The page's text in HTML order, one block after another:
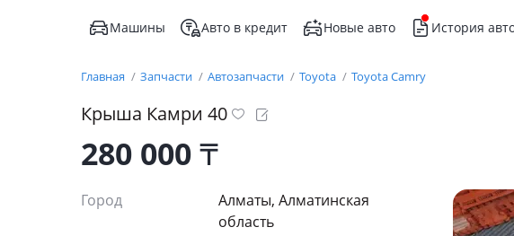
Машины Авто в кредит Новые авто История
Главная Запчасти Автозапчасти Toyota Toyota Camry
Крыша Камри 40
280 000₸
Город
Алматы, Алматинская
область